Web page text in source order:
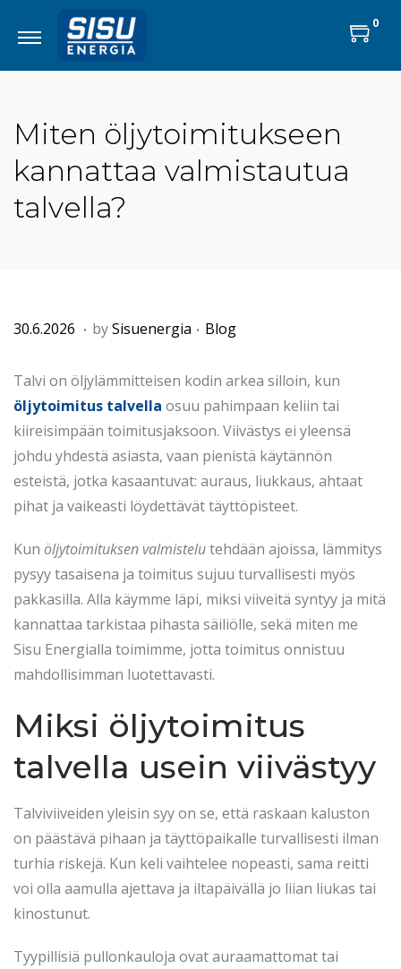
0
Miten öljytoimitukseen
kannattaa valmistautua
talvella?
P
s
t
e
d
o
n
30.6.2026 2
.
5
.
2
0
2
. bySisuenergia . P
s
t
e
d
i
n
Blog
Talvi on öljylämmitteisen kodin arkea silloin, kun
öljytoimitus talvella osuu pahimpaan keliin tai
kiireisimpään toimitusjaksoon. Viivästys ei yleensä
johdu yhdestä asiasta, vaan pienistä käytännön
esteistä, jotka kasaantuvat: auraus, liukkaus, ahtaat
pihat ja vaikeasti löydettävät täyttöpisteet.
Kun öljytoimituksen valmistelutehdään ajoissa, lämmitys
pysyy tasaisena ja toimitus sujuu turvallisesti myös
pakkasilla. Alla käymme läpi, miksi viiveitä syntyy ja mitä
kannattaa tarkistaa pihasta säiliölle, sekä miten me
Sisu Energialla toimimme, jotta toimitus onnistuu
mahdollisimman luotettavasti.
Miksi öljytoimitus
talvella usein viivästyy
Talviviiveiden yleisin syy on se, että raskaan kaluston
on päästävä pihaan ja täyttöpaikalle turvallisesti ilman
turhia riskejä. Kun keli vaihtelee nopeasti, sama reitti
voi olla aamulla ajettava ja iltapäivällä jo liian liukas tai
kinostunut.
Tyypillisiä pullonkauloja ovat auraamattomat tai